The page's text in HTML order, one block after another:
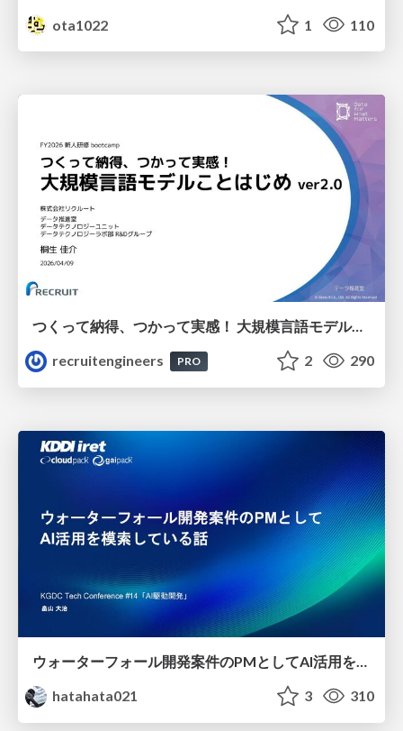
ota1022
1 110
つくって納得、つかって実感！ 大規模言語モデルことはじめ ver2.0
recruitengineers
PRO 2 290
ウォーターフォール開発案件のPMとしてAI活用を模索している話
hatahata021
3 310